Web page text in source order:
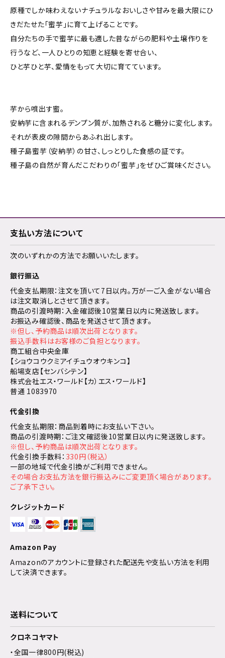
原種でしか味わえないナチュラルなおいしさや甘みを最大限にひ
きだたせた「蜜芋」に育て上げることです。
自分たちの手で蜜芋に最も適した昔ながらの肥料や土壌作りを
行うなど、一人ひとりの知恵と経験を寄せ合い、
ひと芋ひと芋、愛情をもって大切に育てています。
芋から噴出す蜜。
安納芋に含まれるデンプン質が、加熱されると糖分に変化します。
それが表皮の隙間からあふれ出します。
種子島蜜芋（安納芋）の甘さ、しっとりした食感の証です。
種子島の自然が育んだこだわりの「蜜芋」をぜひご賞味ください。
支払い方法について
次のいずれかの方法でお願いいたします。
銀行振込
代金支払期限：注文を頂いて7日以内。万が一ご入金がない場合
は注文取消しとさせて頂きます。
商品の引渡時期：入金確認後10営業日以内に発送致します。
お振込み確認後、商品を発送させて頂きます。
※但し、予約商品は順次出荷となります。
振込手数料はお客様のご負担となります。
商工組合中央金庫
【ショウコウクミアイチュウオウキンコ】
船場支店【センバシテン】
株式会社エス・ワールド【カ）エス・ワールド】
普通 1083970
代金引換
代金支払期限：商品到着時にお支払い下さい。
商品の引渡時期：ご注文確認後10営業日以内に発送致します。
※但し、予約商品は順次出荷となります。
代金引換手数料： 330円（税込）
一部の地域で代金引換がご利用できません。
その場合お支払方法を銀行振込みにご変更頂く場合があります。
ご了承下さい。
クレジットカード
Amazon Pay
Amazonのアカウントに登録された配送先や支払い方法を利用
して決済できます。
送料について
クロネコヤマト
・全国一律800円(税込)